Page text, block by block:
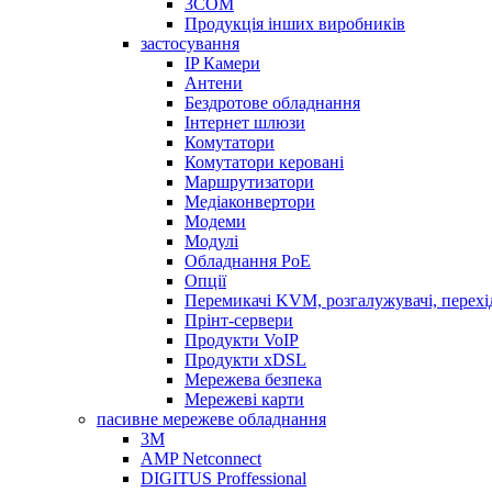
Продукція інших виробників
застосування
IP Камери
Антени
Бездротове обладнання
Інтернет шлюзи
Комутатори
Комутатори керовані
Маршрутизатори
Медіаконвертори
Модеми
Модулі
Обладнання PoE
Опції
Перемикачі KVM, розгалужувачі,
Прінт-сервери
Продукти VoIP
Продукти xDSL
Мережева безпека
Мережеві карти
пасивне мережеве обладнання
3M
AMP Netconnect
DIGITUS Proffessional